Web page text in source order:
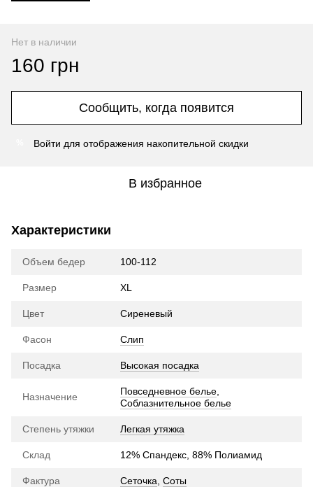
Нет в наличии
160 грн
Сообщить, когда появится
Войти для отображения накопительной скидки
В избранное
Характеристики
Объем бедер 100-112
Размер XL
Цвет Сиреневый
Фасон Слип
Посадка Высокая посадка
Назначение Повседневное белье
Соблазнительное белье
Степень утяжки Легкая утяжка
Склад 12% Спандекс, 88% Полиамид
Фактура Сеточка Соты